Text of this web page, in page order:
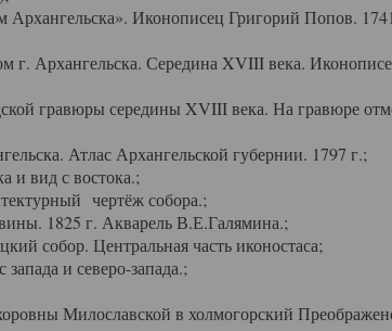
Иконописец Григорий Попов.
г. Архангельска. Середина XVIII века.
гравюры середины XVIII века. На гравюре
Атлас Архангельской губернии. 1797 г.;
и вид с востока.;
чертёж собора.;
1825 г. Акварель В.Е.Галямина.;
собор. Центральная часть иконостаса;
и северо-запада.;
Милославской в холмогорский